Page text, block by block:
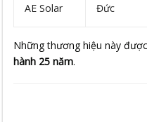
AE Solar Đức
Những thương hiệu này
hành 25 năm.